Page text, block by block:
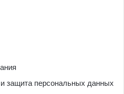
защита персональных данных